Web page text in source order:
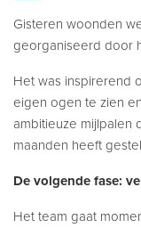
Gisteren woonden
georganiseerd door
Het was inspirerend
eigen ogen te zien
ambitieuze mijlpalen
maanden heeft
De volgende fase:
Het team gaat